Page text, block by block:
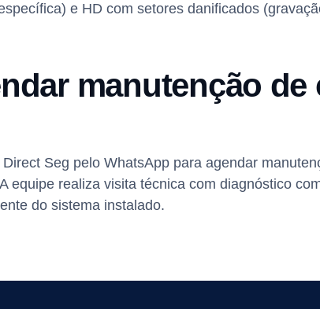
e HD com setores danificados
manutenção de
Seg pelo WhatsApp para agendar
equipe realiza visita técnica com diagnóstico
do sistema instalado.